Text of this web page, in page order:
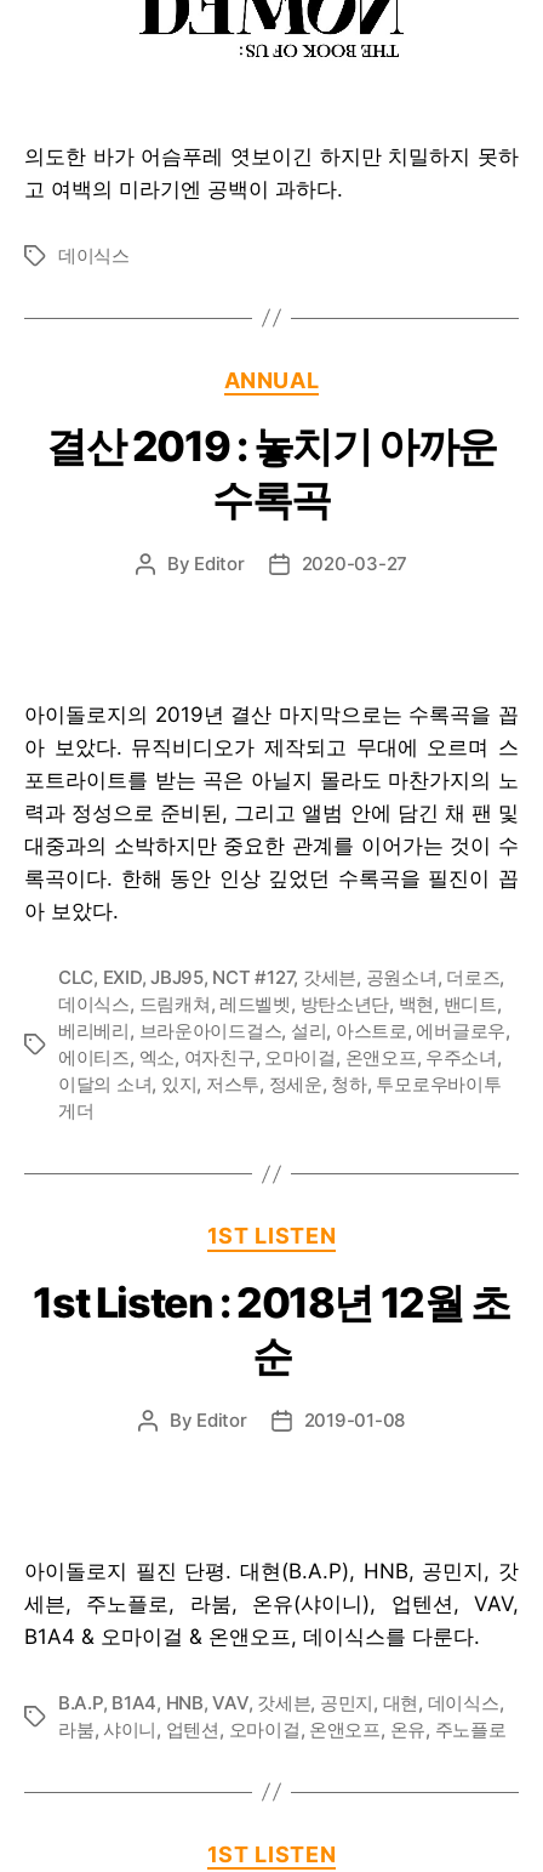
의도한 바가 어슴푸레 엿보이긴 하지만 치밀하지 못하
고 여백의 미라기엔 공백이 과하다.
Tags데이식스
Categories
ANNUAL
결산 2019 : 놓치기 아까운
수록곡
Post
By Editor
Post2020-03-27
아이돌로지의 2019년 결산 마지막으로는 수록곡을 꼽
아 보았다. 뮤직비디오가 제작되고 무대에 오르며 스
포트라이트를 받는 곡은 아닐지 몰라도 마찬가지의 노
력과 정성으로 준비된, 그리고 앨범 안에 담긴 채 팬 및
대중과의 소박하지만 중요한 관계를 이어가는 것이 수
록곡이다. 한해 동안 인상 깊었던 수록곡을 필진이 꼽
아 보았다.
Tags
CLC, EXID,JBJ95, NCT #127, 갓세븐, 공원소녀, 더로즈,
데이식스, 드림캐쳐, 레드벨벳, 방탄소년단, 백현, 밴디트,
베리베리, 브라운아이드걸스, 설리, 아스트로, 에버글로우,
에이티즈, 엑소, 여자친구, 오마이걸, 온앤오프, 우주소녀,
이달의 소녀, 있지, 저스투, 정세운, 청하, 투모로우바이투
게더
Categories
1ST LISTEN
1st Listen : 2018년 12월 초
순
Post
By Editor
Post2019-01-08
아이돌로지 필진 단평. 대현(B.A.P), HNB, 공민지, 갓
세븐, 주노플로, 라붐, 온유(샤이니), 업텐션, VAV,
B1A4 & 오마이걸 & 온앤오프, 데이식스를 다룬다.
Tags
B.A.P, B1A4, HNB,VAV, 갓세븐, 공민지, 대현, 데이식스,
라붐, 샤이니, 업텐션, 오마이걸, 온앤오프, 온유, 주노플로
Categories
1ST LISTEN